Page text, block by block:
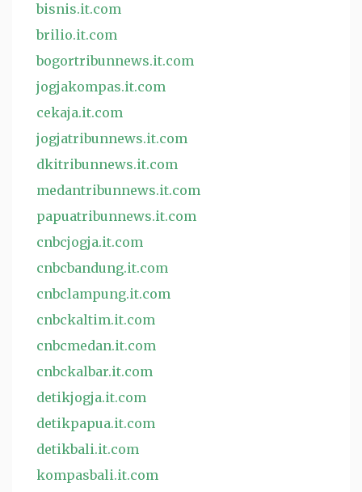
bisnis.it.com
brilio.it.com
bogortribunnews.it.com
jogjakompas.it.com
cekaja.it.com
jogjatribunnews.it.com
dkitribunnews.it.com
medantribunnews.it.com
papuatribunnews.it.com
cnbcjogja.it.com
cnbcbandung.it.com
cnbclampung.it.com
cnbckaltim.it.com
cnbcmedan.it.com
cnbckalbar.it.com
detikjogja.it.com
detikpapua.it.com
detikbali.it.com
kompasbali.it.com